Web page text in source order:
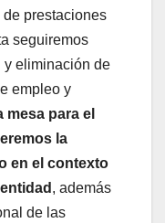
prestaciones
seguiremos
y eliminación de
empleo y
para el
la
en el contexto
, además
de las